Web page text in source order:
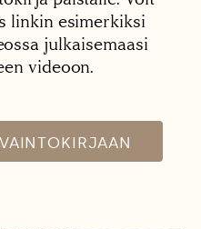
linkin esimerkiksi
julkaisemaasi
videoon.